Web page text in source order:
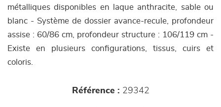
métalliques disponibles en laque anthracite, sable ou
blanc - Système de dossier avance-recule, profondeur
assise : 60/86 cm, profondeur structure : 106/119 cm -
Existe en plusieurs configurations, tissus, cuirs et
coloris.
Référence : 29342